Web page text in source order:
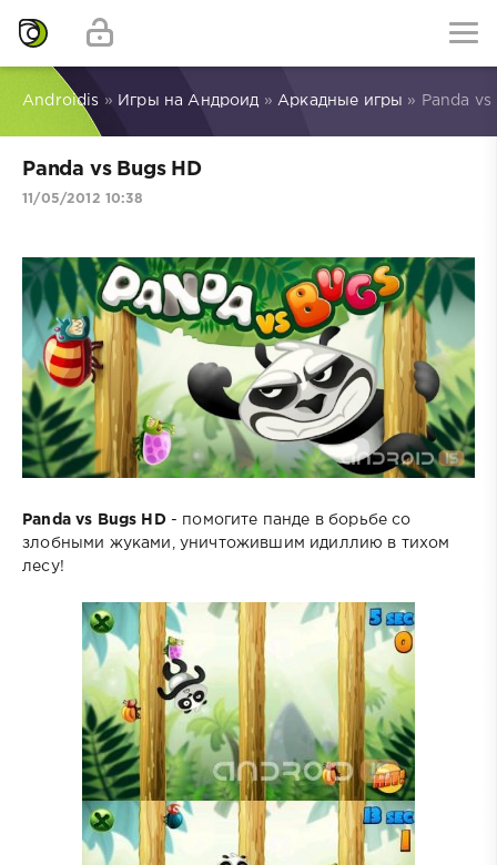
Androidis » Игры на Андроид » Аркадные игры » Panda vs
Panda vs Bugs HD
11/05/2012 10:38
Panda vs Bugs HD- помогите панде в борьбе со
злобными жуками, уничтожившим идиллию в тихом
лесу!